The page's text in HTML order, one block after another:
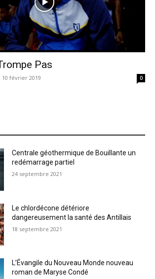
Pas
10 février 2019 0
Centrale géothermique de Bouillante un
redémarrage partiel
24 septembre 2021
Le chlordécone détériore
dangereusement la santé des Antillais
18 septembre 2021
L’Évangile du Nouveau Monde nouveau
roman de Maryse Condé